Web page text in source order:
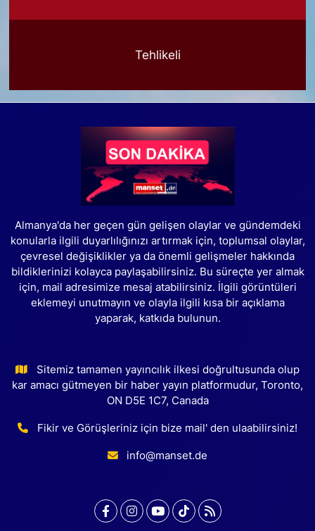
Tehlikeli
Almanya'da her geçen gün gelişen olaylar ve gündemdeki
konularla ilgili duyarlılığınızı artırmak için, toplumsal olaylar,
çevresel değişiklikler ya da önemli gelişmeler hakkında
bildiklerinizi kolayca paylaşabilirsiniz. Bu süreçte yer almak
için, mail adresimize mesaj atabilirsiniz. İlgili görüntüleri
eklemeyi unutmayın ve olayla ilgili kısa bir açıklama
yaparak, katkıda bulunun.
Sitemiz tamamen yayıncılık ilkesi doğrultusunda olup
kar amacı gütmeyen bir haber yayın platformudur, Toronto,
ON D5E 1C7, Canada
Fikir ve Görüşleriniz için bize mail' den ulaabilirsiniz!
info@manset.de